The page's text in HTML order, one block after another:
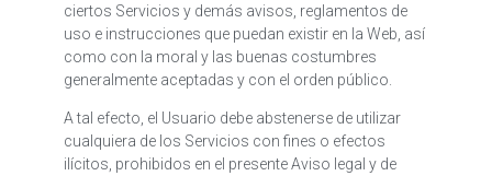
ciertos Servicios y demás avisos, reglamentos de
uso e instrucciones que puedan existir en la Web, así
como con la moral y las buenas costumbres
generalmente aceptadas y con el orden público.
A tal efecto, el Usuario debe abstenerse de utilizar
cualquiera de los Servicios con fines o efectos
ilícitos, prohibidos en el presente Aviso legal y de